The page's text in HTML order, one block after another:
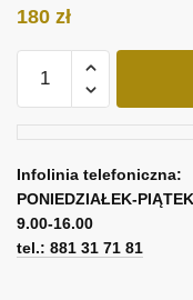
180 zł
Obraz
lasem
Infolinia telefoniczna:
PONIEDZIAŁEK-
9.00-16.00
tel.: 881 31 71 81